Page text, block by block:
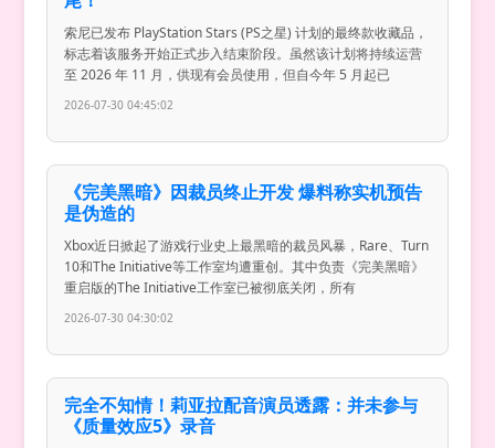
索尼已发布 PlayStation Stars (PS之星) 计划的最终款收藏品，
标志着该服务开始正式步入结束阶段。虽然该计划将持续运营
至 2026 年 11 月，供现有会员使用，但自今年 5 月起已
2026-07-30 04:45:02
《完美黑暗》因裁员终止开发 爆料称实机预告
是伪造的
Xbox近日掀起了游戏行业史上最黑暗的裁员风暴，Rare、Turn
10和The Initiative等工作室均遭重创。其中负责《完美黑暗》
重启版的The Initiative工作室已被彻底关闭，所有
2026-07-30 04:30:02
完全不知情！莉亚拉配音演员透露：并未参与
《质量效应5》录音